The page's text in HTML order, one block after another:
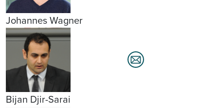
Johannes Wagner
Bijan Djir-Sarai